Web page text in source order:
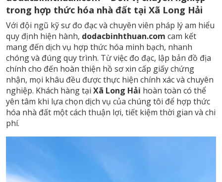
trong hợp thức hóa nhà đất tại Xã Long Hải
Với đội ngũ kỹ sư đo đạc và chuyên viên pháp lý am hiểu
quy định hiện hành, dodacbinhthuan.com cam kết
mang đến dịch vụ hợp thức hóa minh bạch, nhanh
chóng và đúng quy trình. Từ việc đo đạc, lập bản đồ địa
chính cho đến hoàn thiện hồ sơ xin cấp giấy chứng
nhận, mọi khâu đều được thực hiện chính xác và chuyên
nghiệp. Khách hàng tại Xã Long Hải hoàn toàn có thể
yên tâm khi lựa chọn dịch vụ của chúng tôi để hợp thức
hóa nhà đất một cách thuận lợi, tiết kiệm thời gian và chi
phí.